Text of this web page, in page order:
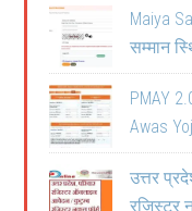
Maiya
सम्मान
PMAY
Awas
उत्तर
रजिस्टर